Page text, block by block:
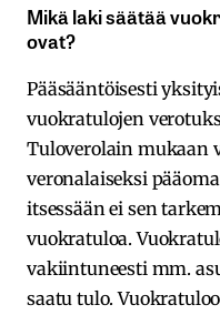
Mikä laki säätää
ovat?
Pääsääntöisesti
vuokratulojen
Tuloverolain mukaan
veronalaiseksi
itsessään ei sen
vuokratuloa.
vakiintuneesti mm.
saatu tulo.